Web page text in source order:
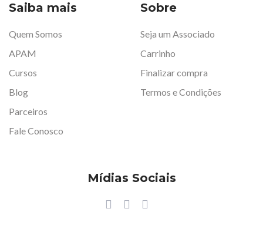
Saiba mais
Quem Somos
APAM
Cursos
Blog
Parceiros
Fale Conosco
Sobre
Seja um Associado
Carrinho
Finalizar compra
Termos e Condições
Mídias Sociais